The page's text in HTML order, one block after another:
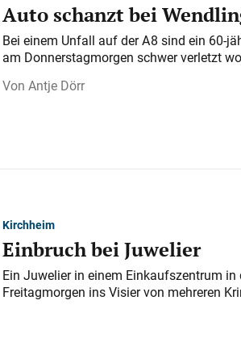
Auto schanzt bei
Bei einem Unfall auf der A 8 sind ein 60-
am Donnerstagmorgen schwer verletzt
Antje Dörr
Kirchheim
Einbruch bei Juwelier
Ein Juwelier in einem Einkaufszentrum
Freitagmorgen ins Visier von mehreren